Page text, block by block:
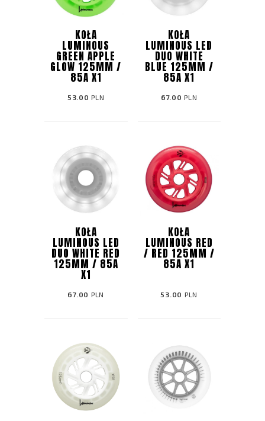
KOŁA
LUMINOUS
GREEN APPLE
GLOW 125MM /
85A X1
53.00 PLN
KOŁA
LUMINOUS LED
DUO WHITE
BLUE 125MM /
85A X1
67.00 PLN
KOŁA
LUMINOUS LED
DUO WHITE RED
125MM / 85A
X1
67.00 PLN
KOŁA
LUMINOUS RED
/ RED 125MM /
85A X1
53.00 PLN